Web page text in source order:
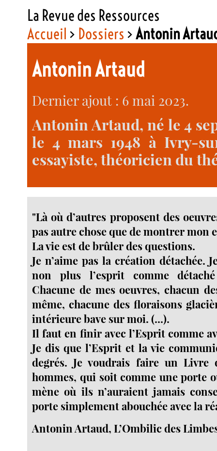
La Revue des Ressources
Accueil > Dossiers >Antonin
Antonin Artaud
Dernier ajout : 6 mai 2023.
Antonin Artaud, né le 4
le 4 mars 1948 à Ivry-
essayiste, théoricien du
"Là où d’autres proposent des
pas autre chose que de montrer mon
La vie est de brûler des questions.
Je n’aime pas la création détachée.
non plus l’esprit comme
Chacune de mes oeuvres, chacun
même, chacune des floraisons
intérieure bave sur moi. (...).
Il faut en finir avec l’Esprit comme
Je dis que l’Esprit et la vie
degrés. Je voudrais faire un Livre
hommes, qui soit comme une porte
mène où ils n’auraient jamais
porte simplement abouchée avec la
Antonin Artaud, L’Ombilic des